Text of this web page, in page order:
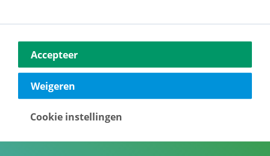
Accepteer
Weigeren
Cookie instellingen